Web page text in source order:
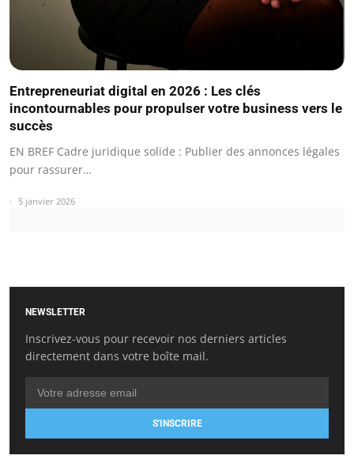
Entrepreneuriat digital en 2026 : Les clés
incontournables pour propulser votre business vers le
succès
EN BREF Cadre juridique solide : Publier des annonces légales
pour rassurer…
5 janvier 2026
NEWSLETTER
Inscrivez-vous pour recevoir nos derniers articles
directement dans votre boîte mail.
S'INSCRIRE